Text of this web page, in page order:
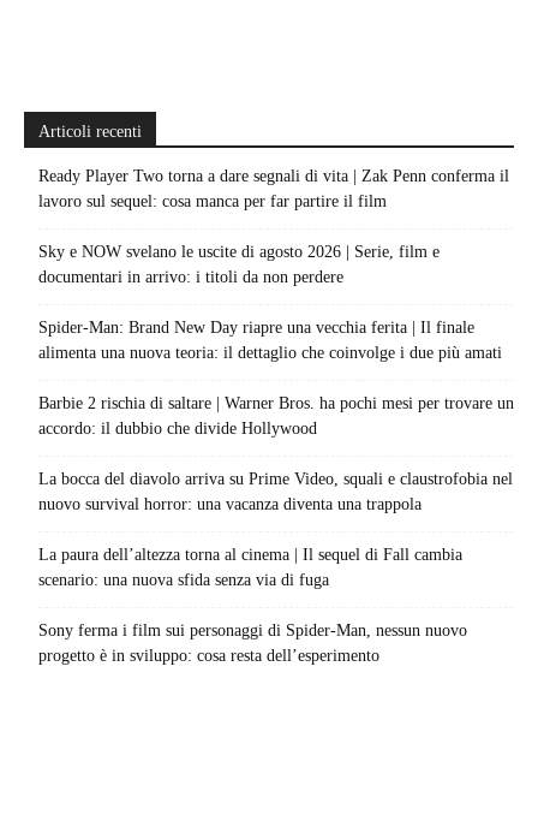
Articoli recenti
Ready Player Two torna a dare segnali di vita | Zak Penn conferma il
lavoro sul sequel: cosa manca per far partire il film
Sky e NOW svelano le uscite di agosto 2026 | Serie, film e
documentari in arrivo: i titoli da non perdere
Spider-Man: Brand New Day riapre una vecchia ferita | Il finale
alimenta una nuova teoria: il dettaglio che coinvolge i due più amati
Barbie 2 rischia di saltare | Warner Bros. ha pochi mesi per trovare un
accordo: il dubbio che divide Hollywood
La bocca del diavolo arriva su Prime Video, squali e claustrofobia nel
nuovo survival horror: una vacanza diventa una trappola
La paura dell’altezza torna al cinema | Il sequel di Fall cambia
scenario: una nuova sfida senza via di fuga
Sony ferma i film sui personaggi di Spider-Man, nessun nuovo
progetto è in sviluppo: cosa resta dell’esperimento